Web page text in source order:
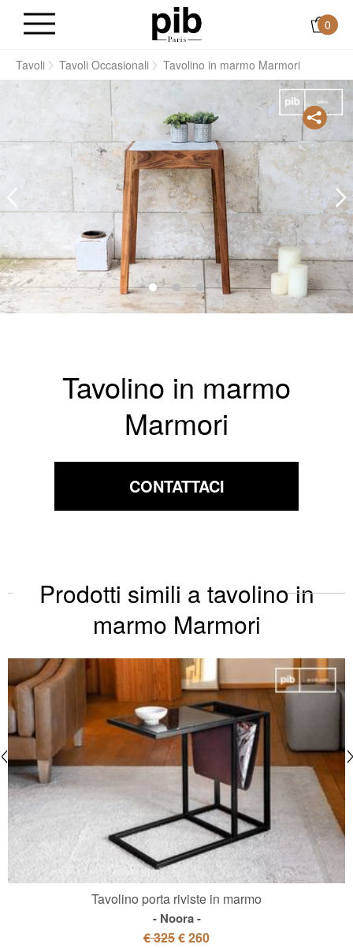
0
Tavoli Tavoli Occasionali Tavolino in marmo Marmori
Tavolino in marmo
Marmori
CONTATTACI
Prodotti simili a tavolino in
marmo Marmori
Tavolino porta riviste in marmo
Noora
€ 325€ 260